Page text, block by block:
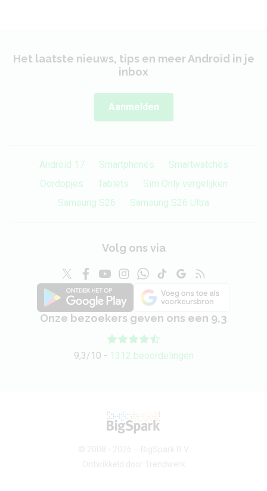
Het laatste nieuws, tips en meer Android in je
inbox
Aanmelden
Android 17 Smartphones
Smartwatches
Oordopjes
Tablets
Sim Only vergelijken
Samsung S26
Samsung S26 Ultra
Volg ons via
Onze bezoekers geven ons een 9,3
9,3/10 - 1312 beoordelingen